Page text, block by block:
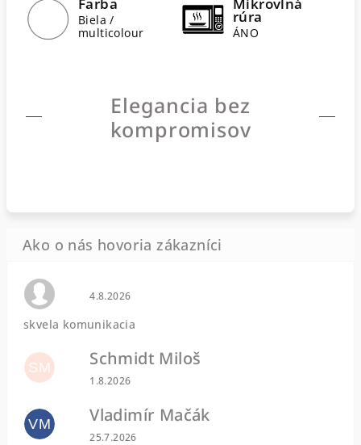
Farba
Biela /
multicolour
Mikrovlná
rúra
ÁNO
Elegancia bez
kompromisov
Hodnotenie obchodu je 0 z 5 hviezdičiek.
4.8.2026
skvela komunikacia
SM Schmidt Miloš
Hodnotenie obchodu je 5 z 5 hviezdičiek.
1.8.2026
VM Vladimír Mačák
Hodnotenie obchodu je 5 z 5 hviezdičiek.
25.7.2026